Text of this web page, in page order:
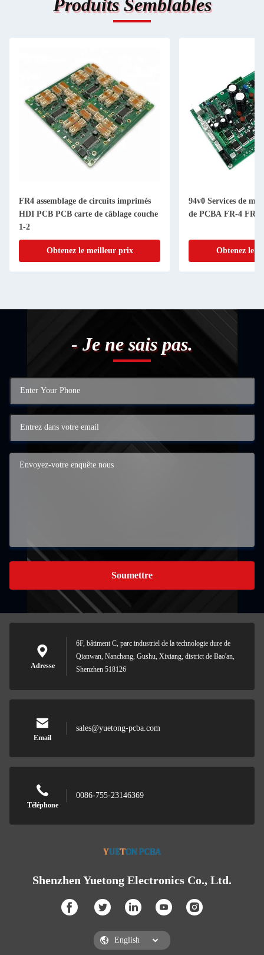
Produits Semblables
FR4 assemblage de circuits imprimés
HDI PCB PCB carte de câblage couche
1-2
Obtenez le meilleur prix
94v0 Services de
de PCBA FR-4
Obtenez le
- Je ne sais pas.
Soumettre
Adresse
6F, bâtiment C, parc industriel de la technologie dure de
Qianwan, Nanchang, Gushu, Xixiang, district de Bao'an,
Shenzhen 518126
Email
sales@yuetong-pcba.com
Téléphone
0086-755-23146369
Shenzhen Yuetong Electronics Co., Ltd.